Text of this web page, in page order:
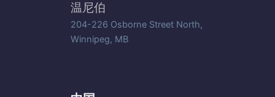
温尼伯
204-226 Osborne Street North,
Winnipeg, MB